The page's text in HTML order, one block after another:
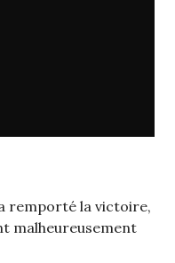
a remporté la victoire,
malheureusement